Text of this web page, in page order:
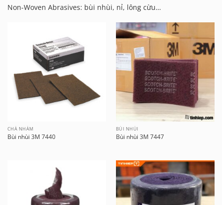
Non-Woven Abrasives: bùi nhùi, nỉ, lông cừu…
CHÀ NHÁM
Bùi nhùi 3M 7440
BÙI NHÙI
Bùi nhùi 3M 7447